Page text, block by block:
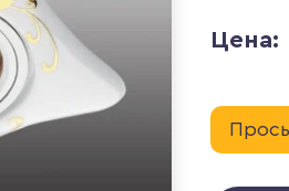
Цена: